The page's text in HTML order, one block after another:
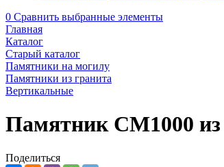
0 Сравнить выбранные элементы
Главная
Каталог
Старый каталог
Памятники на могилу
Памятники из гранита
Вертикальные
Памятник CM1000 из
Поделиться